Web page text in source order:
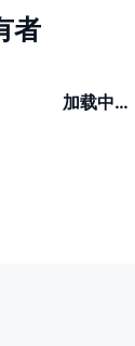
者
加载中…